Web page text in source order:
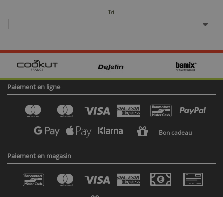
Tri
--
Paiement en ligne
Bon cadeau
Paiement en magasin